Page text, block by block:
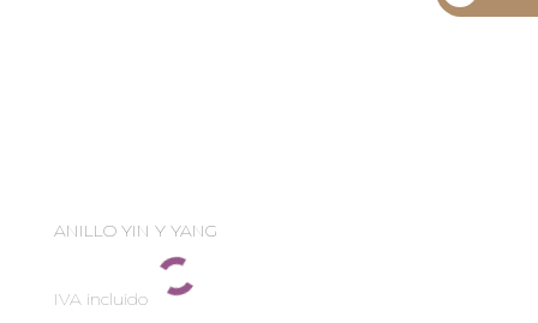
ANILLO YIN Y YANG
IVA incluido
_